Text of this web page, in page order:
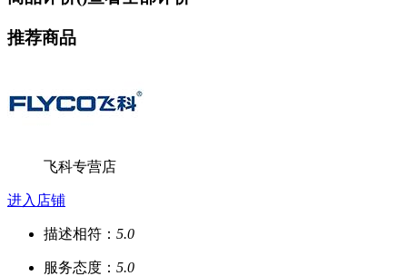
推荐商品
飞科专营店
进入店铺
描述相符： 5.0
服务态度： 5.0